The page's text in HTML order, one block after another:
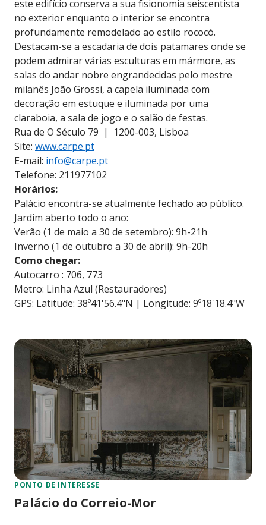
este edifício conserva a sua fisionomia seiscentista
no exterior enquanto o interior se encontra
profundamente remodelado ao estilo rococó.
Destacam-se a escadaria de dois patamares onde se
podem admirar várias esculturas em mármore, as
salas do andar nobre engrandecidas pelo mestre
milanês João Grossi, a capela iluminada com
decoração em estuque e iluminada por uma
claraboia, a sala de jogo e o salão de festas.
Rua de O Século 79 | 1200-003, Lisboa
Site: www.carpe.pt
E-mail: info@carpe.pt
Telefone: 211977102
Horários:
Palácio encontra-se atualmente fechado ao público.
Jardim aberto todo o ano:
Verão (1 de maio a 30 de setembro): 9h-21h
Inverno (1 de outubro a 30 de abril): 9h-20h
Como chegar:
Autocarro : 706, 773
Metro: Linha Azul (Restauradores)
GPS: Latitude: 38º41'56.4"N | Longitude: 9º18'18.4"W
PONTO DE INTERESSE
Palácio do Correio-Mor